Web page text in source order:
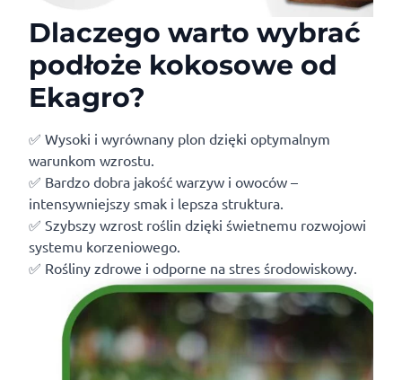
Dlaczego warto wybrać
podłoże kokosowe od
Ekagro?
✅ Wysoki i wyrównany plon dzięki optymalnym
warunkom wzrostu.
✅ Bardzo dobra jakość warzyw i owoców –
intensywniejszy smak i lepsza struktura.
✅ Szybszy wzrost roślin dzięki świetnemu rozwojowi
systemu korzeniowego.
✅ Rośliny zdrowe i odporne na stres środowiskowy.